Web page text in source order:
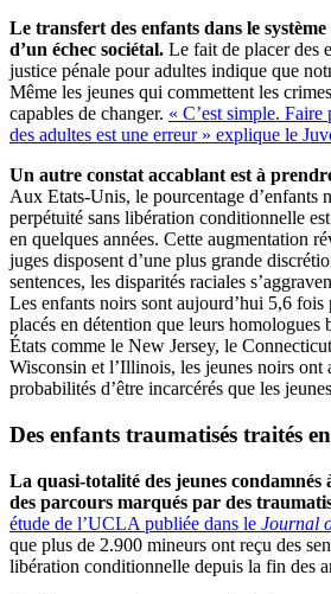
Le transfert des enfants dans le système
d’un échec sociétal. Le fait de placer des
justice pénale pour adultes indique que
Même les jeunes qui commettent les
capables de changer. « C’est simple. Faire
des adultes est une erreur » explique le
Un autre constat accablant est à
Aux Etats-Unis, le pourcentage d’enfants
perpétuité sans libération conditionnelle
en quelques années. Cette augmentation
juges disposent d’une plus grande
sentences, les disparités raciales
Les enfants noirs sont aujourd’hui 5,6 fois
placés en détention que leurs homologues
États comme le New Jersey, le
Wisconsin et l’Illinois, les jeunes noirs
probabilités d’être incarcérés que les
Des enfants traumatisés traités
La quasi-totalité des jeunes condamnés
des parcours marqués par des
étude de l’UCLA publiée dans le Journal
que plus de 2.900 mineurs ont reçu des
libération conditionnelle depuis la fin des